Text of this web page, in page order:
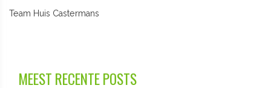
Team Huis Castermans
MEEST RECENTE POSTS